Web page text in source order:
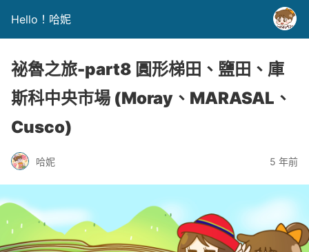
Hello！哈妮
祕魯之旅-part8 圓形梯田、鹽田、庫
斯科中央市場 (Moray、MARASAL、
Cusco)
哈妮 5 年前